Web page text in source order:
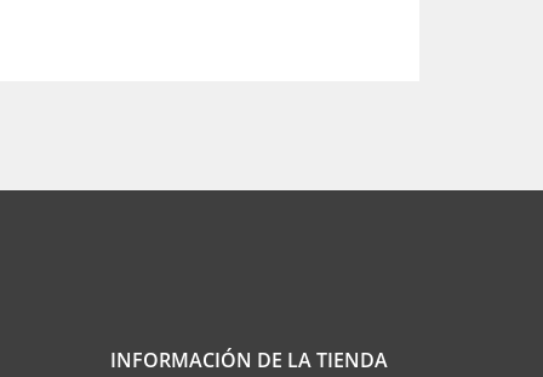
INFORMACIÓN DE LA TIENDA